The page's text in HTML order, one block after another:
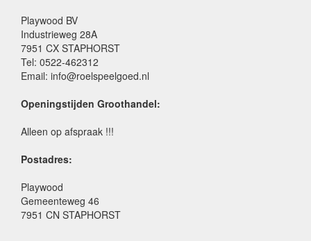
Playwood BV
Industrieweg 28A
7951 CX STAPHORST
Tel: 0522-462312
Email: info@roelspeelgoed.nl
Openingstijden Groothandel:
Alleen op afspraak !!!
Postadres:
Playwood
Gemeenteweg 46
7951 CN STAPHORST